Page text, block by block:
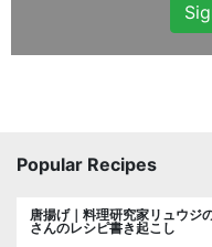
Popular Recipes
唐揚げ｜料理研究家リュウジ
さんのレシピ書き起こし